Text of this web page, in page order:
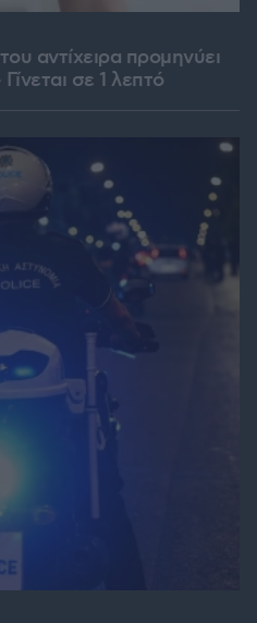
αντίχειρα προμηνύει
σε 1 λεπτό